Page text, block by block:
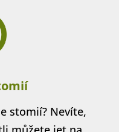
stomií? Nevíte,